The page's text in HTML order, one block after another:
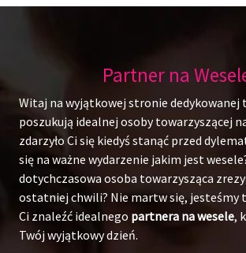
Partner na
Witaj na wyjątkowej stronie
poszukują idealnej osoby towarzyszącej
zdarzyło Ci się kiedyś stanąć przed
się na ważne wydarzenie jakim jest
dotychczasowa osoba towarzysząca
ostatniej chwili? Nie martw się, jesteśmy
Ci znaleźć idealnego partnera na wesele,
Twój wyjątkowy dzień.